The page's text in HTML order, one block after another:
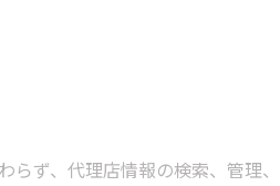
ず、代理店情報の検索、管理